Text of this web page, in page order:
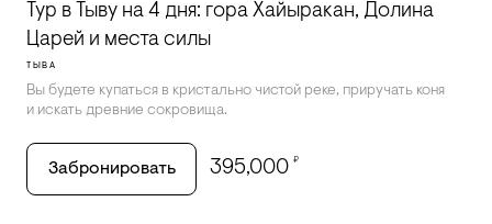
Тур в Тыву на 4 дня: гора Хайыракан, Долина
Царей и места силы
ТЫВА
Вы будете купаться в кристально чистой реке, приручать коня
и искать древние сокровища.
Забронировать 395,000 ₽